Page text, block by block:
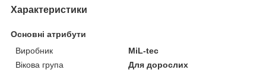
Характеристики
Основні атрибути
Виробник
MiL-tec
Вікова група
Для дорослих